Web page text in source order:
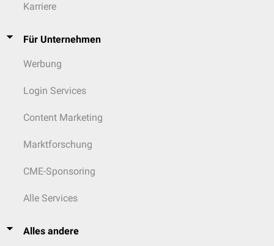
Karriere
Für Unternehmen
Werbung
Login Services
Content Marketing
Marktforschung
CME-Sponsoring
Alle Services
Alles andere